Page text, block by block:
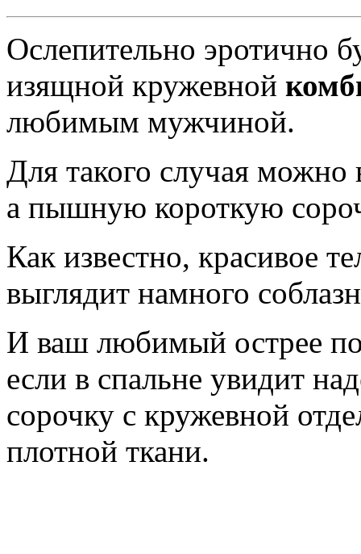
Ослепительно эротично
изящной кружевной
любимым мужчиной.
Для такого случая
а пышную короткую
Как известно, красивое
выглядит намного
И ваш любимый острее
если в спальне увидит
сорочку с кружевной
плотной ткани.